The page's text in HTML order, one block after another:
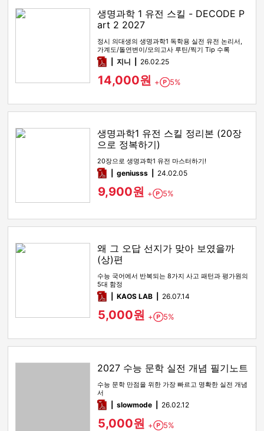
생명과학 1 유전 스킬 - DECODE P
art 2 2027
정시 의대생의 생명과학1 독학용 실전 유전 논리서,
가계도/돌연변이/모의고사 루틴/찍기 Tip 수록
pdf지니 26.02.25
14,000원 + Point
5%
생명과학1 유전 스킬 정리본 (20장
으로 정복하기)
20장으로 생명과학1 유전 마스터하기!
pdfgeniusss 24.02.05
9,900원 + Point
5%
왜 그 오답 선지가 맞아 보였을까
(상)편
수능 국어에서 반복되는 8가지 사고 패턴과 평가원의
5대 함정
pdfKAOS LAB 26.07.14
5,000원 + Point
5%
2027 수능 문학 실전 개념 필기노트
수능 문학 만점을 위한 가장 빠르고 명확한 실전 개념
서
pdfslowmode 26.02.12
5,000원 + Point
5%